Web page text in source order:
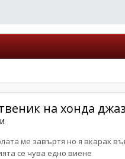
на хонда
ме завъртя но я вкарах
се чува едно виене